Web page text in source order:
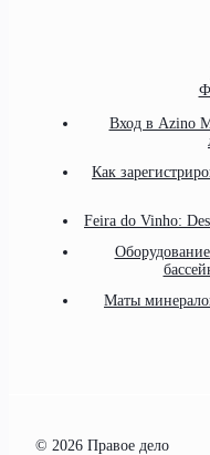
Вход в Azino
Как
Feira do Vinho:
Маты
© 2026 Правое дело